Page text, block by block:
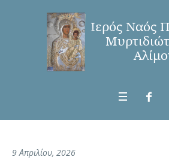
9 Απριλίου, 2026